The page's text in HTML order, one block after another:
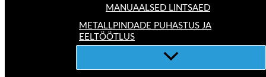
MANUAALSED LINTSAED
METALLPINDADE PUHASTUS JA
EELTÖÖTLUS